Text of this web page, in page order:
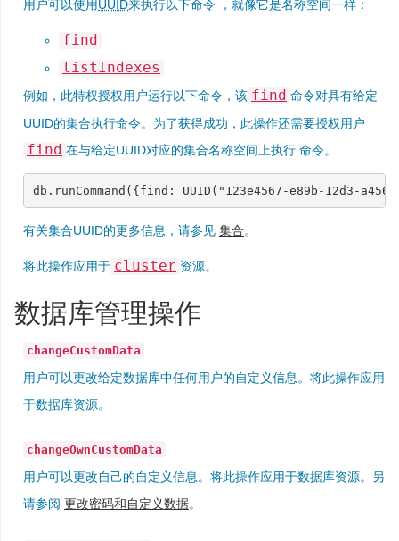
用户可以使用UUID来执行以下命令 ，就像它是名称空间一样：
find
listIndexes
例如，此特权授权用户运行以下命令，该 find 命令对具有给定
UUID的集合执行命令。为了获得成功，此操作还需要授权用户
find 在与给定UUID对应的集合名称空间上执行 命令。
db . runCommand ({find : UUID ( "123e4567-e89b-12d3-a456-
有关集合UUID的更多信息，请参见 集合。
将此操作应用于 cluster 资源。
数据库管理操作
changeCustomData
用户可以更改给定数据库中任何用户的自定义信息。将此操作应用
于数据库资源。
changeOwnCustomData
用户可以更改自己的自定义信息。将此操作应用于数据库资源。另
请参阅 更改密码和自定义数据。